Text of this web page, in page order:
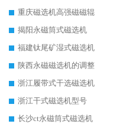
重庆磁选机高强磁磁辊
揭阳永磁筒式磁选机
福建钛尾矿湿式磁选机
陕西永磁磁选机的调整
浙江履带式干选磁选机
浙江干式磁选机型号
长沙ct永磁筒式磁选机